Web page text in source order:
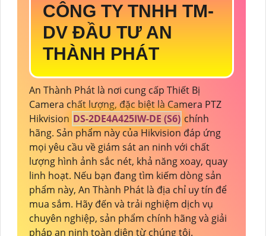
CÔNG TY TNHH TM-
DV ĐẦU TƯ AN
THÀNH PHÁT
An Thành Phát là nơi cung cấp Thiết Bị
Camera chất lượng, đặc biệt là Camera PTZ
Hikvision DS-2DE4A425IW-DE (S6) chính
hãng. Sản phẩm này của Hikvision đáp ứng
mọi yêu cầu về giám sát an ninh với chất
lượng hình ảnh sắc nét, khả năng xoay, quay
linh hoạt. Nếu bạn đang tìm kiếm dòng sản
phẩm này, An Thành Phát là địa chỉ uy tín để
mua sắm. Hãy đến và trải nghiệm dịch vụ
chuyên nghiệp, sản phẩm chính hãng và giải
pháp an ninh toàn diện từ chúng tôi.